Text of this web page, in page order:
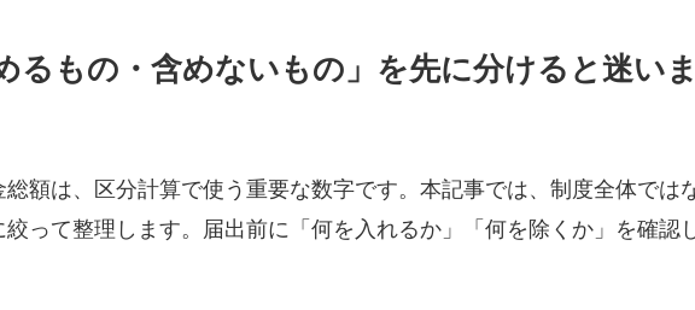
るもの・含めないもの」を先に分けると迷い
額は、区分計算で使う重要な数字です。本記事では、制度全体では
絞って整理します。届出前に「何を入れるか」「何を除くか」を確